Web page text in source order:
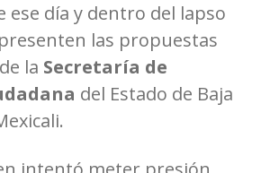
ese día y dentro del lapso
las propuestas
la Secretaría de
del Estado de Baja